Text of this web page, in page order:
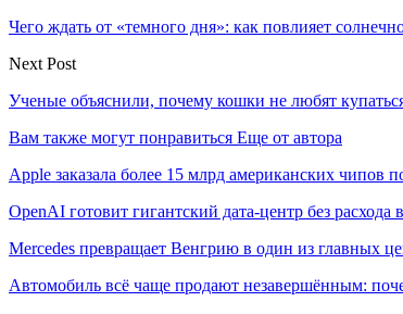
Чего ждать от «темного дня»: как повлияет
Next Post
Ученые объяснили, почему кошки не любят
Вам также могут понравиться Еще от автора
Apple заказала более 15 млрд американских чипов
OpenAI готовит гигантский дата-центр без
Mercedes превращает Венгрию в один из главных
Автомобиль всё чаще продают незавершённым: